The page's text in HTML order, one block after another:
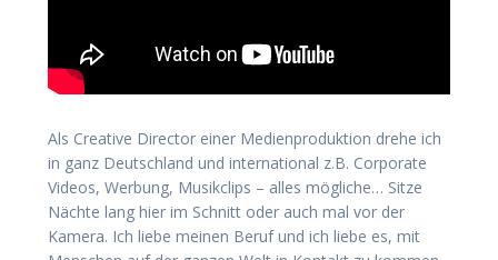
Als Creative Director einer Medienproduktion drehe ich
in ganz Deutschland und international z.B. Corporate
Videos, Werbung, Musikclips – alles mögliche… Sitze
Nächte lang hier im Schnitt oder auch mal vor der
Kamera. Ich liebe meinen Beruf und ich liebe es, mit